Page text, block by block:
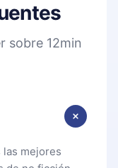
sobre 12min
las mejores